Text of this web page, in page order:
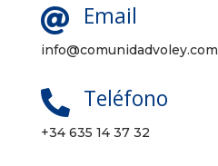
 Email
info@comunidadvoley.com
 Teléfono
+34 635 14 37 32